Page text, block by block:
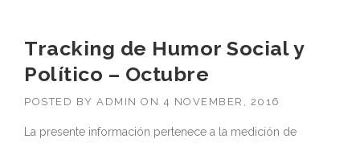
Tracking de Humor Social y
Político – Octubre
POSTED BY ADMIN ON 4 NOVEMBER, 2016
La presente información pertenece a la medición de